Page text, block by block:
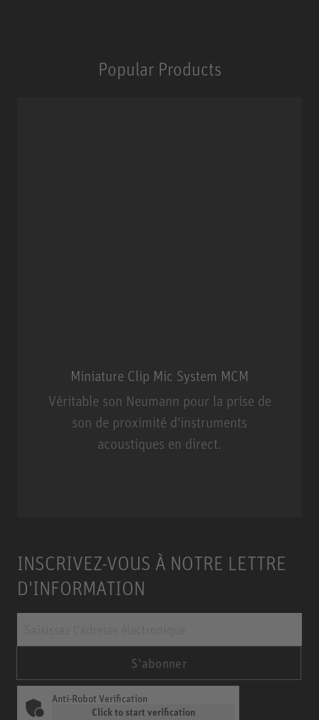
Popular Products
Miniature Clip Mic System MCM
Véritable son Neumann pour la prise de
son de proximité d'instruments
acoustiques en direct.
INSCRIVEZ-VOUS À NOTRE LETTRE
D'INFORMATION
S'abonner
Anti-Robot Verification
Click to start verification